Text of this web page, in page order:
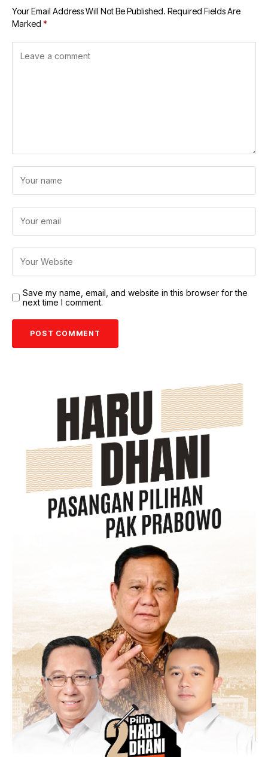
Your Email Address Will Not Be Published. Required Fields Are
Marked *
Save my name, email, and website in this browser for the
next time I comment.